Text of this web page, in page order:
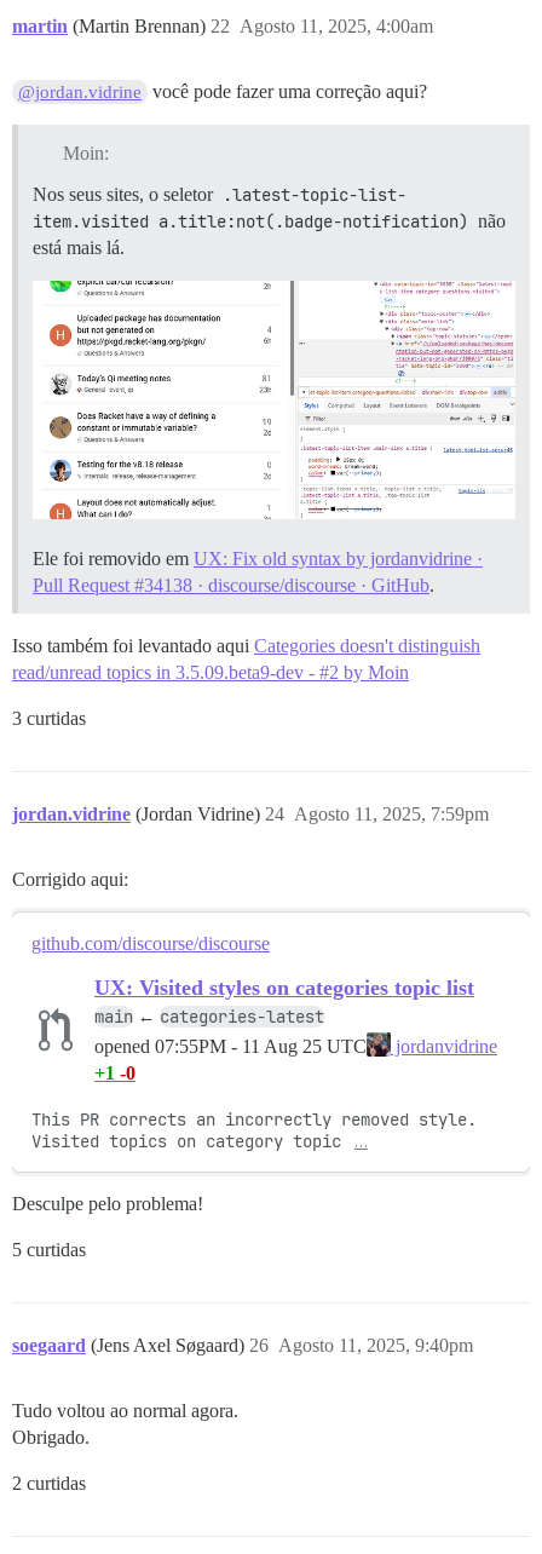
martin (Martin Brennan) Agosto 11, 2025, 4:00am
22
@jordan.vidrine você pode fazer uma correção aqui?
Moin:
Nos seus sites, o seletor .latest-topic-list-
item.visited a.title:not(.badge-notification) não
está mais lá.
Ele foi removido em UX: Fix old syntax by jordanvidrine ·
Pull Request #34138 · discourse/discourse · GitHub.
Isso também foi levantado aqui Categories doesn't distinguish
read/unread topics in 3.5.09.beta9-dev - #2 by Moin
3 curtidas
jordan.vidrine (Jordan Vidrine) Agosto 11, 2025, 7:59pm
24
Corrigido aqui:
github.com/discourse/discourse
UX: Visited styles on categories topic list
main ← categories-latest
opened 07:55PM - 11 Aug 25 UTC
jordanvidrine
+1 -0
This PR corrects an incorrectly removed style.
Visited topics on category topic
…
Desculpe pelo problema!
5 curtidas
soegaard (Jens Axel Søgaard) Agosto 11, 2025, 9:40pm
26
Tudo voltou ao normal agora.
Obrigado.
2 curtidas